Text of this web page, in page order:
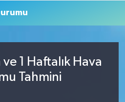
ve 1 Haftalık Hava
Tahmini
Haritası